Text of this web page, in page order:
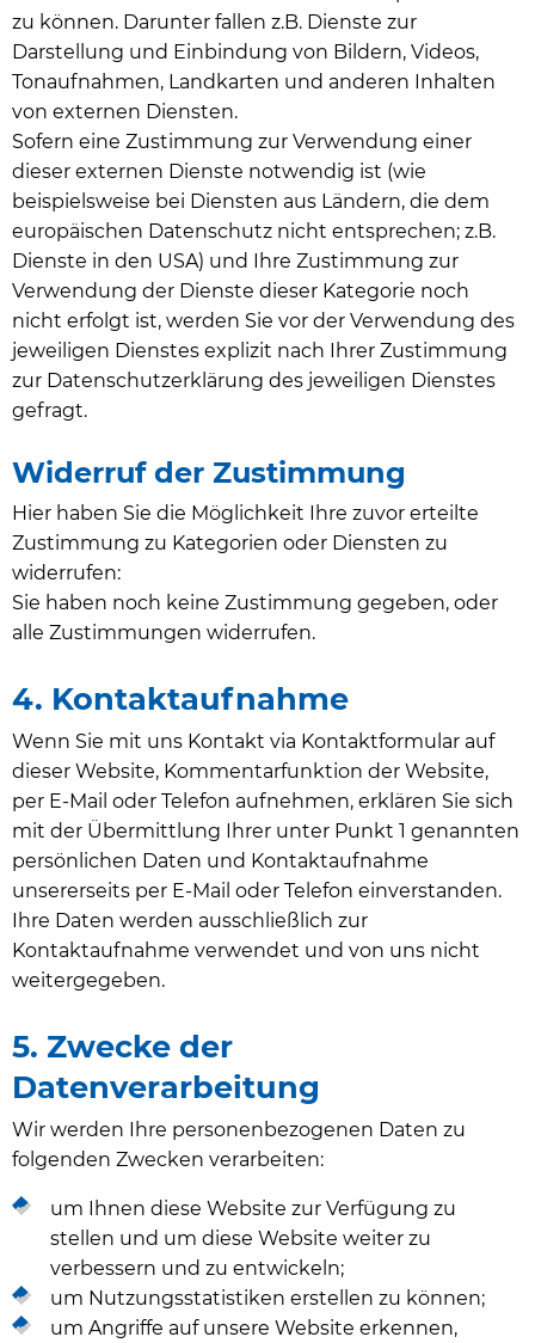
zu können. Darunter fallen z.B. Dienste zur
Darstellung und Einbindung von Bildern, Videos,
Tonaufnahmen, Landkarten und anderen Inhalten
von externen Diensten.
Sofern eine Zustimmung zur Verwendung einer
dieser externen Dienste notwendig ist (wie
beispielsweise bei Diensten aus Ländern, die dem
europäischen Datenschutz nicht entsprechen; z.B.
Dienste in den USA) und Ihre Zustimmung zur
Verwendung der Dienste dieser Kategorie noch
nicht erfolgt ist, werden Sie vor der Verwendung des
jeweiligen Dienstes explizit nach Ihrer Zustimmung
zur Datenschutzerklärung des jeweiligen Dienstes
gefragt.
Widerruf der Zustimmung
Hier haben Sie die Möglichkeit Ihre zuvor erteilte
Zustimmung zu Kategorien oder Diensten zu
widerrufen:
Sie haben noch keine Zustimmung gegeben, oder
alle Zustimmungen widerrufen.
4. Kontaktaufnahme
Wenn Sie mit uns Kontakt via Kontaktformular auf
dieser Website, Kommentarfunktion der Website,
per E-Mail oder Telefon aufnehmen, erklären Sie sich
mit der Übermittlung Ihrer unter Punkt 1 genannten
persönlichen Daten und Kontaktaufnahme
unsererseits per E-Mail oder Telefon einverstanden.
Ihre Daten werden ausschließlich zur
Kontaktaufnahme verwendet und von uns nicht
weitergegeben.
5. Zwecke der
Datenverarbeitung
Wir werden Ihre personenbezogenen Daten zu
folgenden Zwecken verarbeiten:
um Ihnen diese Website zur Verfügung zu
stellen und um diese Website weiter zu
verbessern und zu entwickeln;
um Nutzungsstatistiken erstellen zu können;
um Angriffe auf unsere Website erkennen,